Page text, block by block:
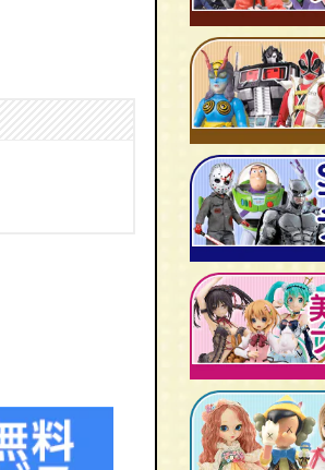
ソフビ
広告ノベルティグッ
ジャンボマシンダー
キャラクター消しゴ
ビックリマンシール
ダイアクロン
変身サイボーグ
昭和レトロなミニカ
ミクロマン
レトロプラモデル
旧トランスフォーマ
ビンテージ セルロ
仮面ライダーカード
ワンピース/ONE
聖闘士聖矢
キン肉マン
ドラゴンボール
北斗の拳
ルパン三世
鉄人28号
新世紀エヴァンゲリ
AKIRA/アキラ
ドラゴンクエスト
ファイナルファンタ
仮面ライダー
ゴジラ
人造人間キカイダー
牙狼-GARO
機動戦士ガンダム
マジンガーＺ
ゲッターロボ
トランスフォーマー
スターウォーズ
プレデター/
エイリアン/ALIEN
ターミネーター
セーラームーン